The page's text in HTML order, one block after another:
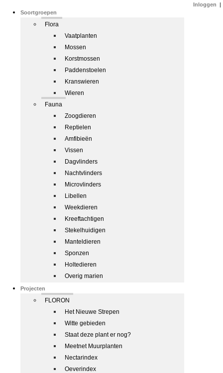
Soortgroepen
Flora
Vaatplanten
Mossen
Korstmossen
Paddenstoelen
Kranswieren
Wieren
Fauna
Zoogdieren
Reptielen
Amfibieën
Vissen
Dagvlinders
Nachtvlinders
Microvlinders
Libellen
Weekdieren
Kreeftachtigen
Stekelhuidigen
Manteldieren
Sponzen
Holtedieren
Overig marien
Projecten
FLORON
Het Nieuwe Strepen
Witte gebieden
Staat deze plant er nog?
Meetnet Muurplanten
Nectarindex
Oeverindex
Inloggen |